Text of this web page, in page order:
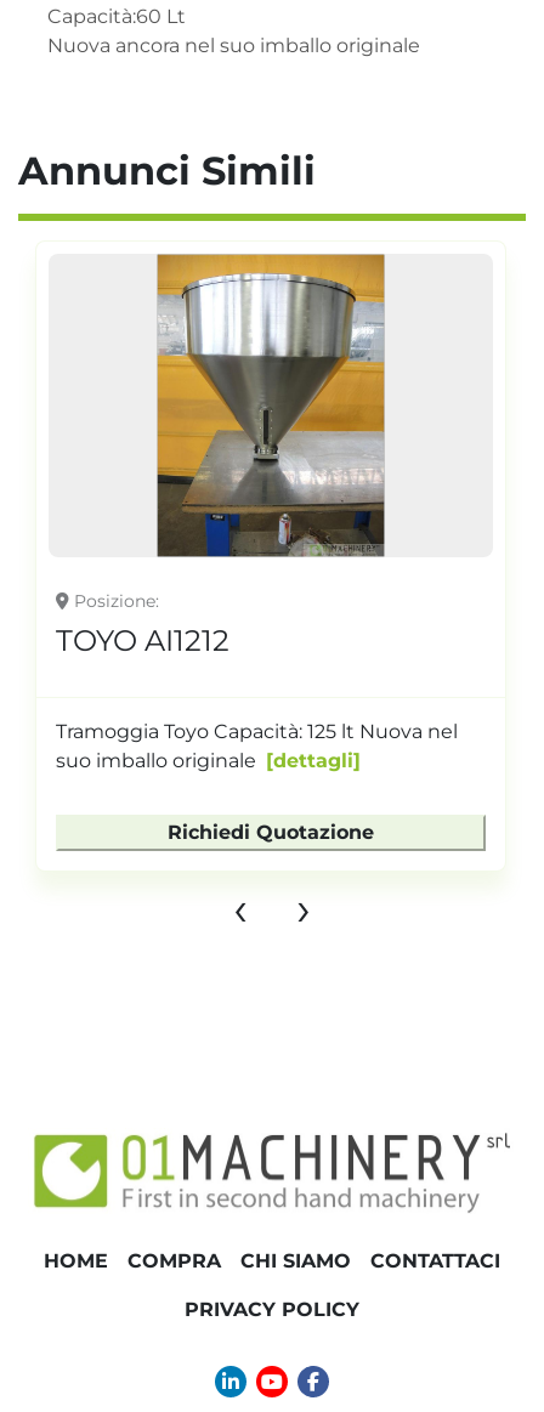
Capacità:60 Lt
Nuova ancora nel suo imballo originale
Annunci Simili
Posizione
TOYO AI1212
Tramoggia Toyo Capacità: 125 lt Nuova nel
suo imballo originale
dettagli
Richiedi Quotazione
‹ ›
HOME COMPRA CHI SIAMO CONTATTACI
PRIVACY POLICY
linkedinyoutubefacebook